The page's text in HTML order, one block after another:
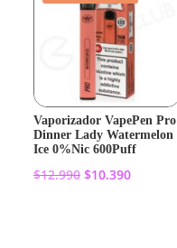
Vaporizador VapePen Pro
Dinner Lady Watermelon
Ice 0%Nic 600Puff
$12.990 El
$10.390El